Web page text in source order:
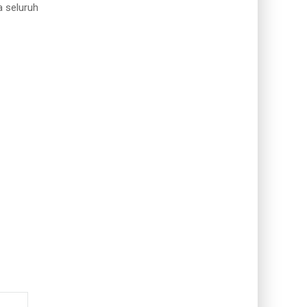
seluruh